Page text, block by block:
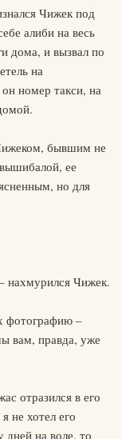
Чижек под
алиби на весь
дома, и вызвал по
на
номер такси, на
бывшим не
ее
но для
нахмурился Чижек.
фотографию –
вам, правда, уже
отразился в его
не хотел его
дней на воле, то